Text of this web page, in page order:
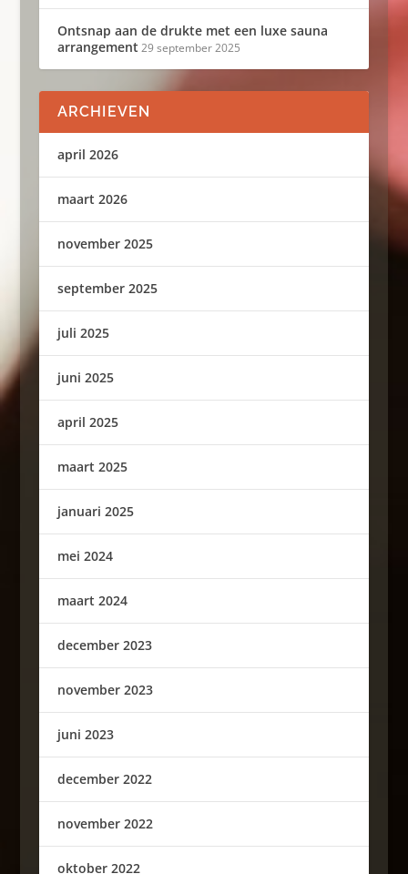
Ontsnap aan de drukte met een luxe sauna
arrangement 29 september 2025
ARCHIEVEN
april 2026
maart 2026
november 2025
september 2025
juli 2025
juni 2025
april 2025
maart 2025
januari 2025
mei 2024
maart 2024
december 2023
november 2023
juni 2023
december 2022
november 2022
oktober 2022